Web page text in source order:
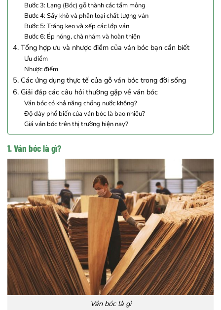
Bước 3: Lạng (Bóc) gỗ thành các tấm mỏng
Bước 4: Sấy khô và phân loại chất lượng ván
Bước 5: Tráng keo và xếp các lớp ván
Bước 6: Ép nóng, chà nhám và hoàn thiện
4. Tổng hợp ưu và nhược điểm của ván bóc bạn cần biết
Ưu điểm
Nhược điểm
5. Các ứng dụng thực tế của gỗ ván bóc trong đời sống
6. Giải đáp các câu hỏi thường gặp về ván bóc
Ván bóc có khả năng chống nước không?
Độ dày phổ biến của ván bóc là bao nhiêu?
Giá ván bóc trên thị trường hiện nay?
1. Ván bóc là gì?
Ván bóc là gì